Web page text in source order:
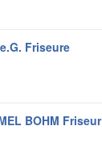
Friseure
BOHM Friseur